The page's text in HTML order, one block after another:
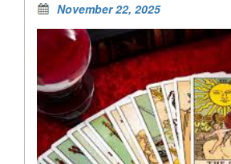
November 22, 2025